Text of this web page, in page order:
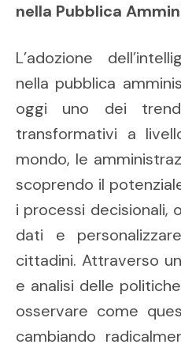
nella Pubblica
L’adozione
nella pubblica
oggi uno dei
transformativi a
mondo, le
scoprendo il
i processi decisionali,
dati e
cittadini. Attraverso
e analisi delle
osservare come
cambiando